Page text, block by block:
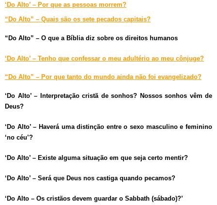
‘Do Alto’ – Por que as pessoas morrem?
“Do Alto” – Quais são os sete pecados capitais?
“Do Alto” – O que a Bíblia diz sobre os direitos humanos
‘Do Alto’ – Tenho que confessar o meu adultério ao meu cônjuge?
“Do Alto” – Por que tanto do mundo ainda não foi evangelizado?
‘Do Alto’ – Interpretação cristã de sonhos? Nossos sonhos vêm de
Deus?
‘Do Alto’ – Haverá uma distinção entre o sexo masculino e feminino
‘no céu’?
‘Do Alto’ – Existe alguma situação em que seja certo mentir?
‘Do Alto’ – Será que Deus nos castiga quando pecamos?
‘Do Alto – Os cristãos devem guardar o Sabbath (sábado)?’